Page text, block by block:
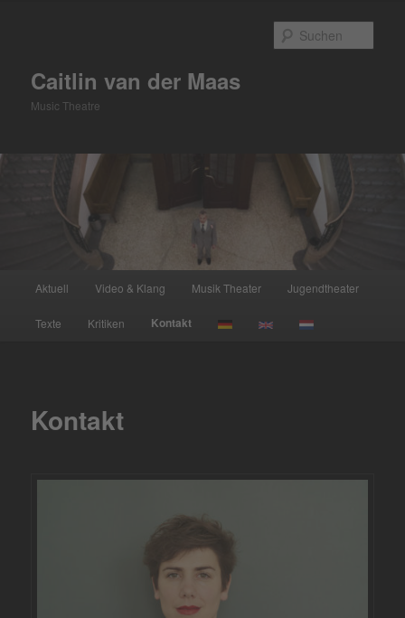
Caitlin van der Maas
Music Theatre
Aktuell Video & Klang Musik Theater Jugendtheater
Texte Kritiken Kontakt
Kontakt